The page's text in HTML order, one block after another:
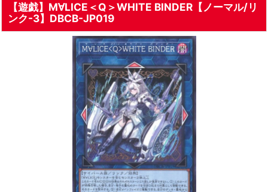
【遊戯】M∀LICE＜Q＞WHITE BINDER【ノーマル/リ
ンク-3】DBCB-JP019